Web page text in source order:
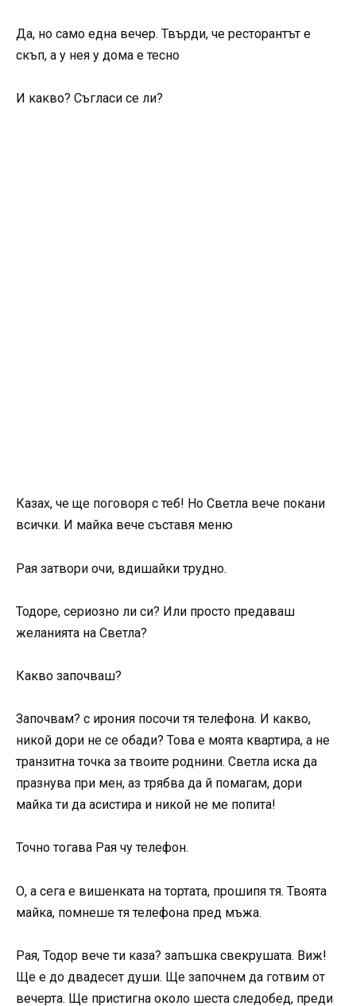
Да, но само една вечер. Твърди, че ресторантът е
скъп, а у нея у дома е тесно
И какво? Съгласи се ли?
Казах, че ще поговоря с теб! Но Светла вече покани
всички. И майка вече съставя меню
Рая затвори очи, вдишайки трудно.
Тодоре, сериозно ли си? Или просто предаваш
желанията на Светла?
Какво започваш?
Започвам? с ирония посочи тя телефона. И какво,
никой дори не се обади? Това е моята квартира, а не
транзитна точка за твоите роднини. Светла иска да
празнува при мен, аз трябва да й помагам, дори
майка ти да асистира и никой не ме попита!
Точно тогава Рая чу телефон.
О, а сега е вишенката на тортата, прошипя тя. Твоята
майка, помнеше тя телефона пред мъжа.
Рая, Тодор вече ти каза? запъшка свекрушата. Виж!
Ще е до двадесет души. Ще започнем да готвим от
вечерта. Ще пристигна около шеста следобед, преди